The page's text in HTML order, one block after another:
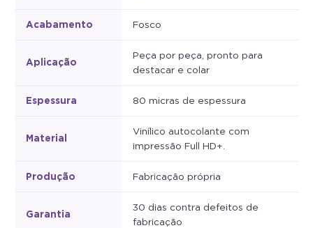
Acabamento Fosco
Aplicação
Peça por peça, pronto para
destacar e colar
Espessura 80 micras de espessura
Material
Vinílico autocolante com
impressão Full HD+.
Produção Fabricação própria
Garantia
30 dias contra defeitos de
fabricação